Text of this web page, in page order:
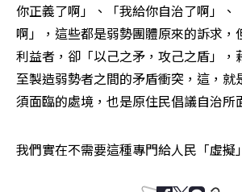
你正義了啊」、「我給你自治了啊」、
啊」，這些都是弱勢團體原來的訴求，
利益者，卻「以己之矛，攻己之盾」，
至製造弱勢者之間的矛盾衝突，這，就
須面臨的處境，也是原住民倡議自治所
我們實在不需要這種專門給人民「虛擬